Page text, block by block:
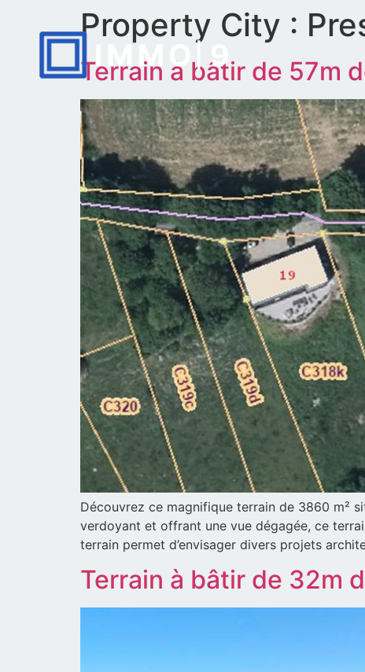
Property City :
Terrain à bâtir de 57m
Découvrez ce magnifique terrain de 3860 m²
verdoyant et offrant une vue dégagée, ce
terrain permet d’envisager divers projets
Terrain à bâtir de 32m